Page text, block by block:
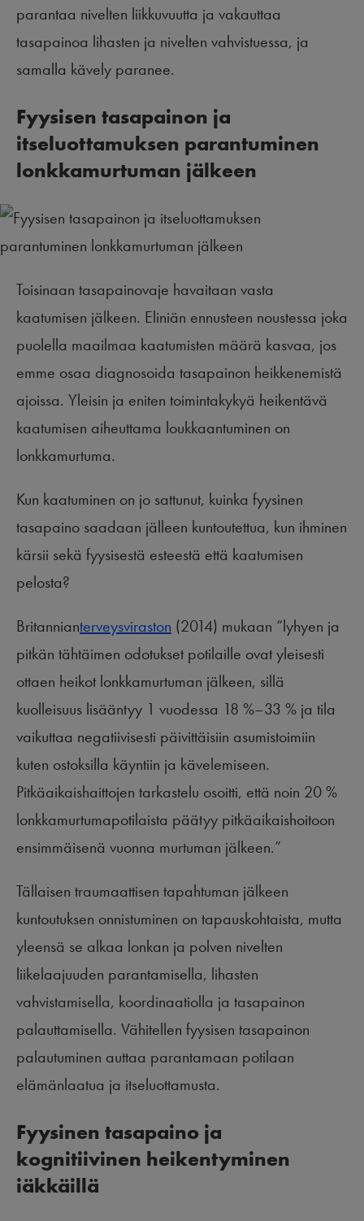
parantaa nivelten liikkuvuutta ja vakauttaa
tasapainoa lihasten ja nivelten vahvistuessa, ja
samalla kävely paranee.
Fyysisen tasapainon ja
itseluottamuksen parantuminen
lonkkamurtuman jälkeen
Toisinaan tasapainovaje havaitaan vasta
kaatumisen jälkeen. Eliniän ennusteen noustessa joka
puolella maailmaa kaatumisten määrä kasvaa, jos
emme osaa diagnosoida tasapainon heikkenemistä
ajoissa. Yleisin ja eniten toimintakykyä heikentävä
kaatumisen aiheuttama loukkaantuminen on
lonkkamurtuma.
Kun kaatuminen on jo sattunut, kuinka fyysinen
tasapaino saadaan jälleen kuntoutettua, kun ihminen
kärsii sekä fyysisestä esteestä että kaatumisen
pelosta?
Britannianterveysviraston (2014) mukaan “lyhyen ja
pitkän tähtäimen odotukset potilaille ovat yleisesti
ottaen heikot lonkkamurtuman jälkeen, sillä
kuolleisuus lisääntyy 1 vuodessa 18 %–33 % ja tila
vaikuttaa negatiivisesti päivittäisiin asumistoimiin
kuten ostoksilla käyntiin ja kävelemiseen.
Pitkäaikaishaittojen tarkastelu osoitti, että noin 20 %
lonkkamurtumapotilaista päätyy pitkäaikaishoitoon
ensimmäisenä vuonna murtuman jälkeen.”
Tällaisen traumaattisen tapahtuman jälkeen
kuntoutuksen onnistuminen on tapauskohtaista, mutta
yleensä se alkaa lonkan ja polven nivelten
liikelaajuuden parantamisella, lihasten
vahvistamisella, koordinaatiolla ja tasapainon
palauttamisella. Vähitellen fyysisen tasapainon
palautuminen auttaa parantamaan potilaan
elämänlaatua ja itseluottamusta.
Fyysinen tasapaino ja
kognitiivinen heikentyminen
iäkkäillä